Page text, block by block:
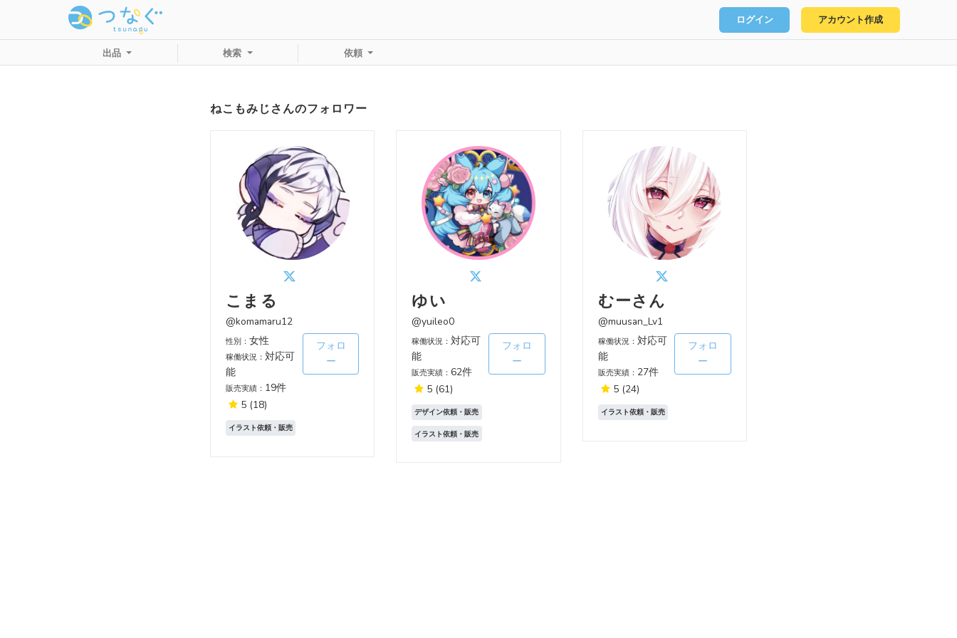
ログイン アカウント作成
出品 検索 依頼
ねこもみじさんのフォロワー
こまる
@komamaru12
性別： 女性
稼働状況： 対応可
能
販売実績： 19件
5 (18)
フォロ
ー
イラスト依頼・販売
ゆい
@yuileo0
稼働状況：対応可
能
販売実績：62件
5 (61)
フォロ
ー
デザイン依頼・販売
イラスト依頼・販売
むーさん
@muusan_Lv1
稼働状況： 対応可
能
販売実績： 27件
5 (24)
フォロ
ー
イラスト依頼・販売